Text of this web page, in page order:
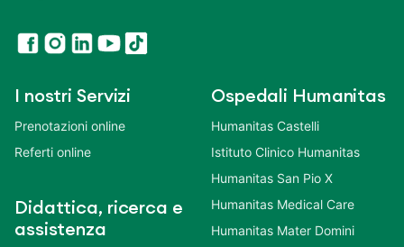
I nostri Servizi
Prenotazioni online
Referti online
Didattica, ricerca e
assistenza
Ospedali Humanitas
Humanitas Castelli
Istituto Clinico Humanitas
Humanitas San Pio X
Humanitas Medical Care
Humanitas Mater Domini